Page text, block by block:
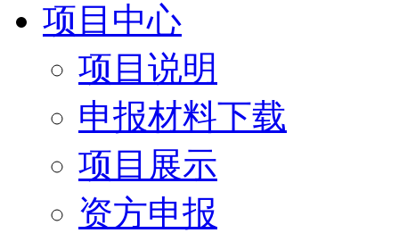
项目中心
项目说明
申报材料下载
项目展示
资方申报